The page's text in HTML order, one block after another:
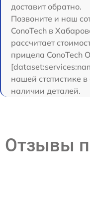
доставит обратно.
Позвоните и наш
ConoTech в
рассчитает
прицела ConoTech
нашей статистике
наличии деталей.
Отзывы